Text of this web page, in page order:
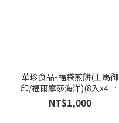
華珍食品-福袋煎餅(王馬御
印/福爾摩莎海洋)(8入x4袋)
(綜合口味)(免運)(廠商直送)
NT$1,000